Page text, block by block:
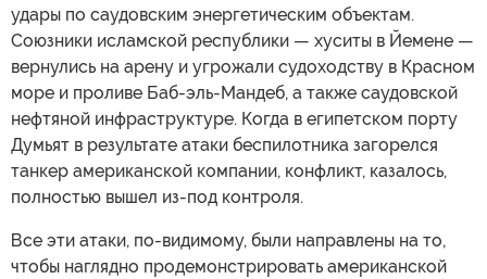
удары по саудовским энергетическим объектам.
Союзники исламской республики — хуситы в Йемене —
вернулись на арену и угрожали судоходству в Красном
море и проливе Баб-эль-Мандеб, а также саудовской
нефтяной инфраструктуре. Когда в египетском порту
Думьят в результате атаки беспилотника загорелся
танкер американской компании, конфликт, казалось,
полностью вышел из-под контроля.
Все эти атаки, по-видимому, были направлены на то,
чтобы наглядно продемонстрировать американской